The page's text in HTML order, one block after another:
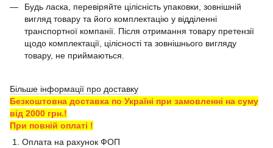
Будь ласка, перевіряйте цілісність упаковки, зовнішній
вигляд товару та його комплектацію у відділенні
транспортної компанії. Після отримання товару претензії
щодо комплектації, цілісності та зовнішнього вигляду
товару, не приймаються.
Більше інформації про доставку
Безкоштовна доставка по Україні при замовленні на суму
від 2000 грн.!
При повній оплаті !
1. Оплата на рахунок ФОП